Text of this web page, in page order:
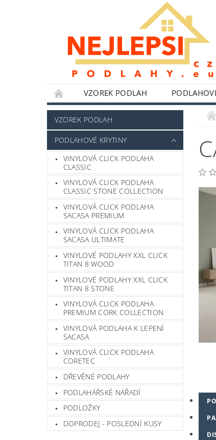
VZOREK PODLAH
NÁŘADÍ WOLFCRAFT
HLINÍKOVÉ PERGOLY
BYTOVÉ
POKYNY K INSTALACI
BLOG
VZOREK PODLAH
PODLAHOVÉ KRYTINY
VINYLOVÁ CLICK PODLAHA
CLASSIC
VINYLOVÁ CLICK PODLAHA
CLASSIC STONE COLLECTION
VINYLOVÁ CLICK PODLAHA
SACASA PREMIUM
VINYLOVÁ CLICK PODLAHA
SACASA ULTIMATE
VINYLOVÉ PODLAHY XXL CLICK
TITAN 8 WOOD
VINYLOVÉ PODLAHY XXL CLICK
TITAN 8 STONE
VINYLOVÁ CLICK PODLAHA
PREMIUM CORK COLLECTION
VINYLOVÁ PODLAHA K LEPENÍ
SACASA
VINYLOVÁ CLICK PODLAHA
CORETEC
DŘEVĚNÉ PODLAHY
PODLAHÁŘSKÉ NÁŘADÍ
PODLOŽKY
DOPRODEJ - POSLEDNÍ KUSY